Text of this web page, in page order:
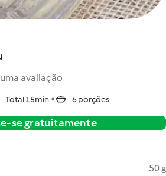
avaliação
Total 15min 6 porções
se gratuitamente
50 g